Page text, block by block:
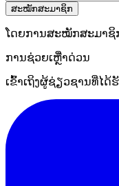
ສະໝັກສະມາຊິກ
ໂດຍການສະໝັກສະມາຊິ
ການຊ່ວຍເຫຼືໍາດ່ວນ
ເຂົ້າເຖິງຜູ້ຊ່ຽວຊານທີ່ໄດ້